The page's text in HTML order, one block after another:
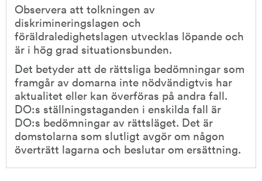
Observera att tolkningen av
diskrimineringslagen och
föräldraledighetslagen utvecklas löpande och
är i hög grad situationsbunden.
Det betyder att de rättsliga bedömningar som
framgår av domarna inte nödvändigtvis har
aktualitet eller kan överföras på andra fall.
DO:s ställningstaganden i enskilda fall är
DO:s bedömningar av rättsläget. Det är
domstolarna som slutligt avgör om någon
överträtt lagarna och beslutar om ersättning.